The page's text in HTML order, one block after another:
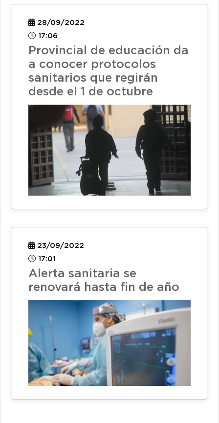
28/09/2022
17:06
Provincial de educación da
a conocer protocolos
sanitarios que regirán
desde el 1 de octubre
23/09/2022
17:01
Alerta sanitaria se
renovará hasta fin de año